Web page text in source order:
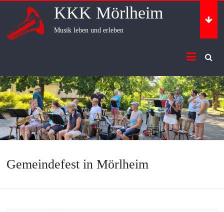
content
KKK Mörlheim
Musik leben und erleben
Gemeindefest in Mörlheim